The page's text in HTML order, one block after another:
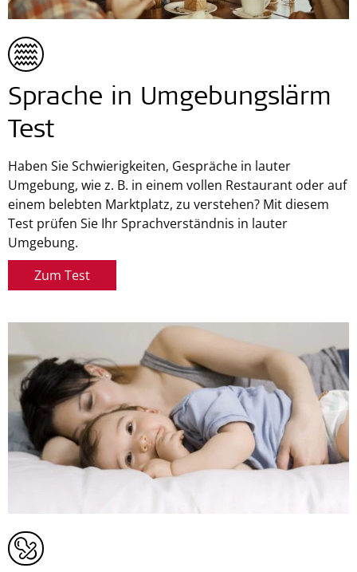
Sprache in Umgebungslärm
Test
Haben Sie Schwierigkeiten, Gespräche in lauter
Umgebung, wie z. B. in einem vollen Restaurant oder auf
einem belebten Marktplatz, zu verstehen? Mit diesem
Test prüfen Sie Ihr Sprachverständnis in lauter
Umgebung.
Zum Test